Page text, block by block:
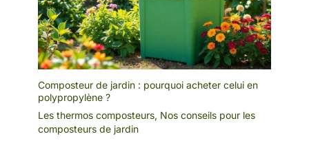
Composteur de jardin : pourquoi acheter celui en
polypropylène ?
Les thermos composteurs, Nos conseils pour les
composteurs de jardin